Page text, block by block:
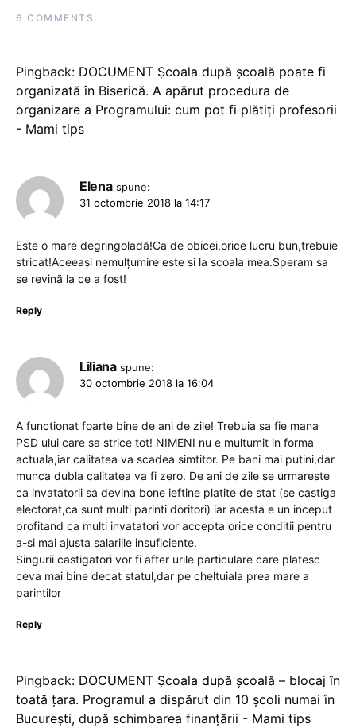
6 COMMENTS
Pingback: DOCUMENT Școala după școală poate fi
organizată în Biserică. A apărut procedura de
organizare a Programului: cum pot fi plătiți profesorii
- Mami tips
Elena spune:
31 octombrie 2018 la 14:17
Este o mare degringoladă!Ca de obicei,orice lucru bun,trebuie
stricat!Aceeași nemulțumire este si la scoala mea.Speram sa
se revină la ce a fost!
Reply
Liliana spune:
30 octombrie 2018 la 16:04
A functionat foarte bine de ani de zile! Trebuia sa fie mana
PSD ului care sa strice tot! NIMENI nu e multumit in forma
actuala,iar calitatea va scadea simtitor. Pe bani mai putini,dar
munca dubla calitatea va fi zero. De ani de zile se urmareste
ca invatatorii sa devina bone ieftine platite de stat (se castiga
electorat,ca sunt multi parinti doritori) iar acesta e un inceput
profitand ca multi invatatori vor accepta orice conditii pentru
a-si mai ajusta salariile insuficiente.
Singurii castigatori vor fi after urile particulare care platesc
ceva mai bine decat statul,dar pe cheltuiala prea mare a
parintilor
Reply
Pingback: DOCUMENT Școala după școală – blocaj în
toată țara. Programul a dispărut din 10 școli numai în
București, după schimbarea finanțării - Mami tips